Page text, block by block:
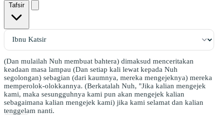
Tafsir
(Dan mulailah Nuh membuat bahtera) dimaksud menceritakan
keadaan masa lampau (Dan setiap kali lewat kepada Nuh
segolongan) sebagian (dari kaumnya, mereka mengejeknya) mereka
memperolok-olokkannya. (Berkatalah Nuh, "Jika kalian mengejek
kami, maka sesungguhnya kami pun akan mengejek kalian
sebagaimana kalian mengejek kami) jika kami selamat dan kalian
tenggelam nanti.